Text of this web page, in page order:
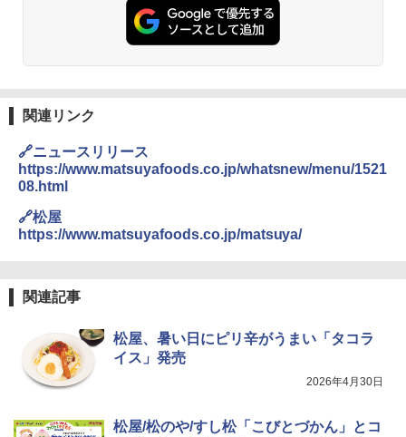
関連リンク
🔗ニュースリリース
https://www.matsuyafoods.co.jp/whatsnew/menu/1521
08.html
🔗松屋
https://www.matsuyafoods.co.jp/matsuya/
関連記事
松屋、暑い日にピリ辛がうまい「タコラ
イス」発売
2026年4月30日
松屋/松のや/すし松「こびとづかん」とコ